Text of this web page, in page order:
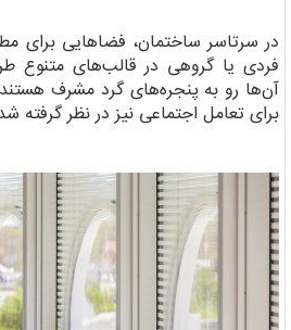
در سرتاسر ساختمان، فضاهایی برای
فردی یا گروهی در قالب‌های متنوع
آن‌ها رو به پنجره‌های گرد مشرف
برای تعامل اجتماعی نیز در نظر گرفته